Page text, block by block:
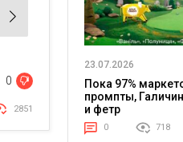
0
2851
23.07.2026
Пока 97%
промпты,
и фетр
0 718